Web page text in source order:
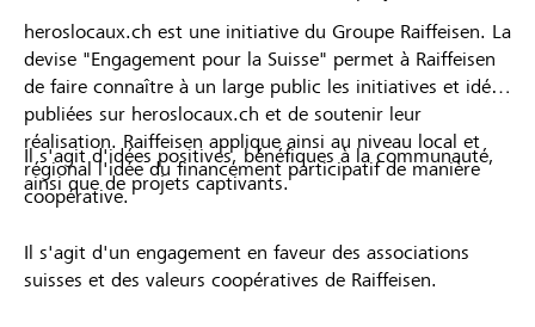
heroslocaux.ch est une initiative du Groupe Raiffeisen. La
devise "Engagement pour la Suisse" permet à Raiffeisen
de faire connaître à un large public les initiatives et idées
publiées sur heroslocaux.ch et de soutenir leur
réalisation. Raiffeisen applique ainsi au niveau local et
régional l'idée du financement participatif de manière
coopérative.
Il s'agit d'idées positives, bénéfiques à la communauté,
ainsi que de projets captivants.
Il s'agit d'un engagement en faveur des associations
suisses et des valeurs coopératives de Raiffeisen.